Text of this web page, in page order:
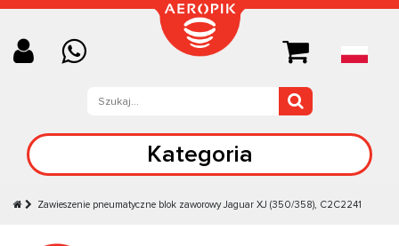
Kategoria
Zawieszenie pneumatyczne blok zaworowy Jaguar XJ (350/358), C2C2241